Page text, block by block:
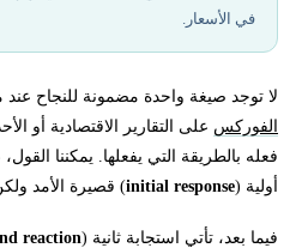
تحتاج لاستشارة لمعرفة كيفية تداول
في الأسعار.
لا توجد صيغة واحدة مضمونة للنجاح عند
الفوركس على التقارير الاقتصادية أو
فعله بالطريقة التي يفعلها. يمكننا
أولية (initial response) قصيرة الأمد
فيما بعد، تأتي استجابة ثانية (reaction